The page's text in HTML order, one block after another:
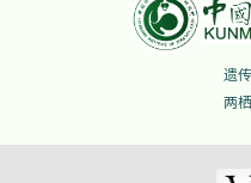
遗
两